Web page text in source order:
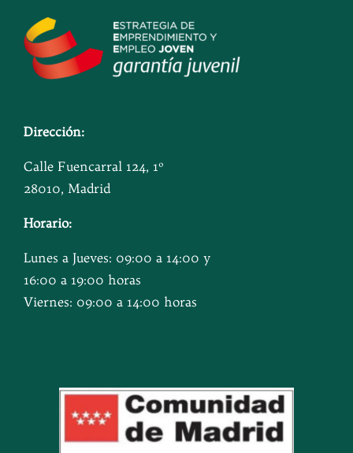
Dirección:
Calle Fuencarral 124, 1º
28010, Madrid
Horario:
Lunes a Jueves: 09:00 a 14:00 y
16:00 a 19:00 horas
Viernes: 09:00 a 14:00 horas